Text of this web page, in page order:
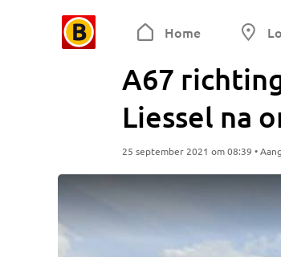
Home
A67
Liessel na
25 september 2021 om 08:39 •